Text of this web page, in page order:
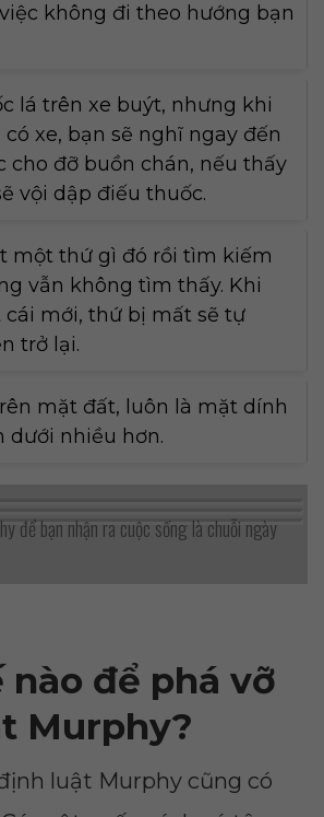
không đi theo hướng bạn
lá trên xe buýt, nhưng khi
xe, bạn sẽ nghĩ ngay đến
cho đỡ buồn chán, nếu thấy
vội dập điếu thuốc.
một thứ gì đó rồi tìm kiếm
vẫn không tìm thấy. Khi
mới, thứ bị mất sẽ tự
trở lại.
mặt đất, luôn là mặt dính
dưới nhiều hơn.
để bạn nhận ra cuộc sống là chuỗi ngày
nào để phá vỡ
Murphy?
luật Murphy cũng có